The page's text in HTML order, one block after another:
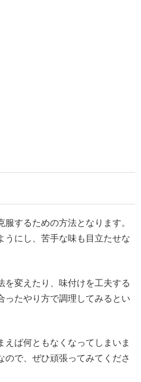
するための方法となります。
うにし、苦手な味も目立たせな
を変えたり、味付けを工夫する
ったやり方で調理してみるとい
ば何ともなくなってしまいま
で、ぜひ頑張ってみてくださ